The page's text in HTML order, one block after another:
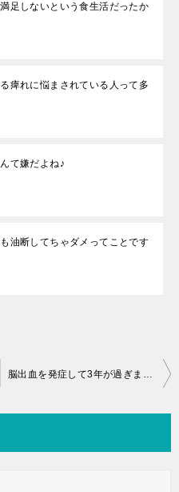
足しないという食生活だったか
痺れに悩まされている人って多
て嫌だよね♪
油断してちゃダメってことです
脳出血を発症して3年が過ぎましたね♪